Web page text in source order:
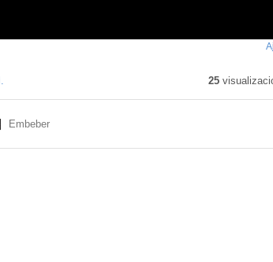
25
Embeber